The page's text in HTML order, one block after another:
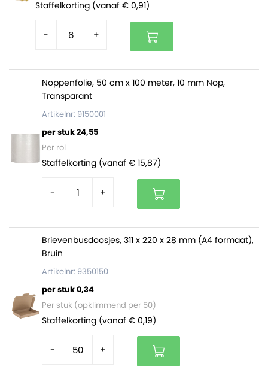
geproduceerd.
Staffelkorting (vanaf € 0,91)
- +
Noppenfolie, 50 cm x 100 meter, 10 mm Nop,
Transparant
Artikelnr: 9150001
per stuk 24,55
Per rol
Staffelkorting (vanaf € 15,87)
- +
Brievenbusdoosjes, 311 x 220 x 28 mm (A4 formaat),
Bruin
Artikelnr: 9350150
per stuk 0,34
Per stuk (opklimmend per 50)
Staffelkorting (vanaf € 0,19)
- +